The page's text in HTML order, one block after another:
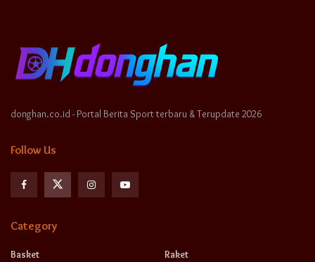
donghan.co.id - Portal Berita Sport terbaru & Terupdate 2026
Follow Us
Category
Basket
Raket